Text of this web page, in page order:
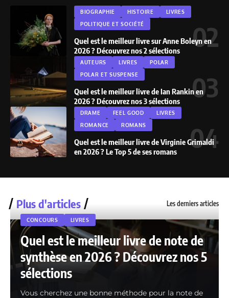
BIOGRAPHIE HISTOIRE
LIVRES
POLITIQUE ET SOCIÉTÉ
Quel est le meilleur livre sur Anne Boleyn en
2026 ? Découvrez nos 2 sélections
AUTEURS LIVRES
POLAR
POLAR ET SUSPENSE
Quel est le meilleur livre de Ian Rankin en
2026 ? Découvrez nos 3 sélections
DRAME FEEL GOOD
LIVRES
ROMANCE
ROMANS
Quel est le meilleur livre de Virginie Grimaldi
en 2026 ? Le Top 5 de ses romans
Plus d'articles Les derniers articles
CONCOURS LIVRES
Quel est le meilleur livre de note de
synthèse en 2026 ? Découvrez nos 5
sélections
Vous cherchez une bonne méthode pour la note de